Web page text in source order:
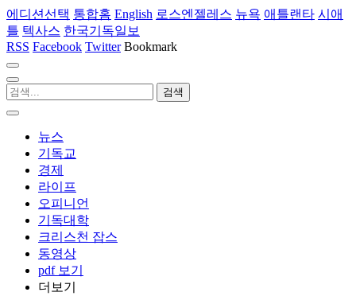
에디션선택 통합홈 English 로스엔젤레스 뉴욕 애틀랜타 시애
틀 텍사스 한국기독일보
RSS Facebook Twitter Bookmark
뉴스
기독교
경제
라이프
오피니언
기독대학
크리스천 잡스
동영상
pdf 보기
더보기